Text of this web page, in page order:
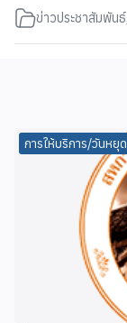
ข่าวประชาสัมพันธ์
การให้บริการ/วันหยุด